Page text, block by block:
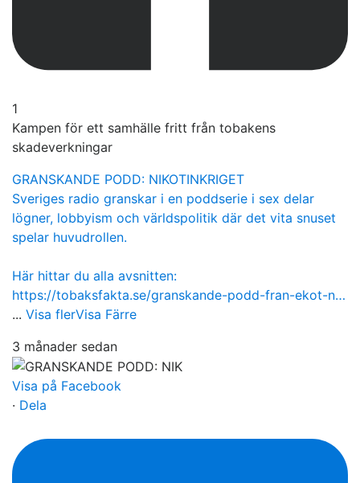
1
Kampen för ett samhälle fritt från tobakens
skadeverkningar
GRANSKANDE PODD: NIKOTINKRIGET
Sveriges radio granskar i en poddserie i sex delar
lögner, lobbyism och världspolitik där det vita snuset
spelar huvudrollen.
Här hittar du alla avsnitten:
https://tobaksfakta.se/granskande-podd-fran-ekot-n…
... Visa flerVisa Färre
3 månader sedan
Visa på Facebook
· Dela